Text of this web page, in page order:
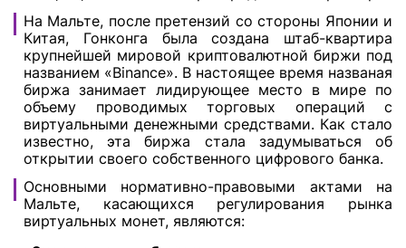
На Мальте, после претензий со стороны Японии и
Китая, Гонконга была создана штаб-квартира
крупнейшей мировой криптовалютной биржи под
названием «Binance». В настоящее время названая
биржа занимает лидирующее место в мире по
объему проводимых торговых операций с
виртуальными денежными средствами. Как стало
известно, эта биржа стала задумываться об
открытии своего собственного цифрового банка.
Основными нормативно-правовыми актами на
Мальте, касающихся регулирования рынка
виртуальных монет, являются: